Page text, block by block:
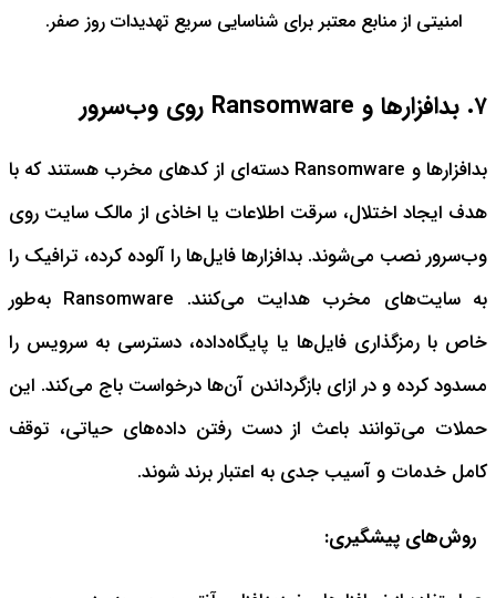
امنیتی از منابع معتبر برای شناسایی سریع تهدیدات روز صفر.
۷. بدافزارها و Ransomware روی وب‌سرور
بدافزارها و Ransomware دسته‌ای از کدهای مخرب هستند که با
هدف ایجاد اختلال، سرقت اطلاعات یا اخاذی از مالک سایت روی
وب‌سرور نصب می‌شوند. بدافزارها فایل‌ها را آلوده کرده، ترافیک را
به سایت‌های مخرب هدایت می‌کنند. Ransomware به‌طور
خاص با رمزگذاری فایل‌ها یا پایگاه‌داده، دسترسی به سرویس را
مسدود کرده و در ازای بازگرداندن آن‌ها درخواست باج می‌کند. این
حملات می‌توانند باعث از دست رفتن داده‌های حیاتی، توقف
کامل خدمات و آسیب جدی به اعتبار برند شوند.
روش‌های پیشگیری: